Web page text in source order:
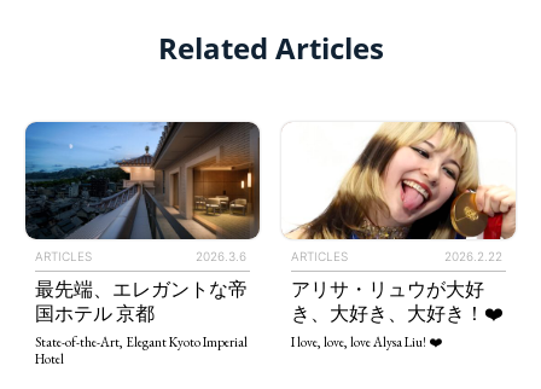
Related Articles
ARTICLES 2026.3.6
最先端、エレガントな帝
国ホテル 京都
State-of-the-Art, Elegant Kyoto Imperial
Hotel
ARTICLES 2026.2.22
アリサ・リュウが大好
き、大好き、大好き！❤️
I love, love, love Alysa Liu! ❤️